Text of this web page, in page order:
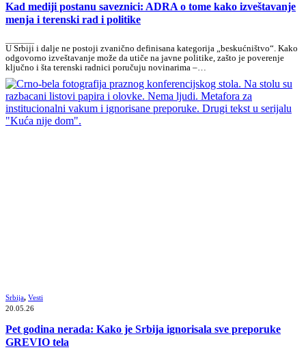
Kad mediji postanu saveznici: ADRA o tome kako izveštavanje
menja i terenski rad i politike
U Srbiji i dalje ne postoji zvanično definisana kategorija „beskućništvo“. Kako
odgovorno izveštavanje može da utiče na javne politike, zašto je poverenje
ključno i šta terenski radnici poručuju novinarima –…
Srbija, Vesti
20.05.26
Pet godina nerada: Kako je Srbija ignorisala sve preporuke
GREVIO tela